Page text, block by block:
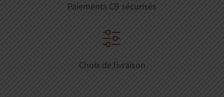
Paiements CB sécurisés
Choix de livraison